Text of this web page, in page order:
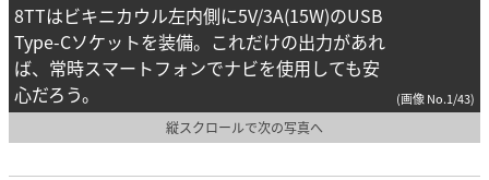
8TTはビキニカウル左内側に5V/3A(15W)のUSB
Type-Cソケットを装備。これだけの出力があれ
ば、常時スマートフォンでナビを使用しても安
心だろう。
(画像 No.1/43)
縦スクロールで次の写真へ